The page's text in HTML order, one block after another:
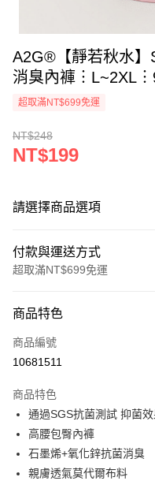
A2G®【靜若秋水】
消臭內褲
超取滿NT$699免運
NT$248
NT$199
請選擇商品選項
付款與運送方式
超取滿NT$699免運
信用卡一次付款
超商取貨付款
街口支付
悠遊付
AFTEE先享後付
商品特色
商品編號
10681511
商品特色
通過SGS抗菌測試 抑菌
高腰包臀內褲
石墨烯+氧化鋅抗菌消臭
親膚透氣莫代爾布料